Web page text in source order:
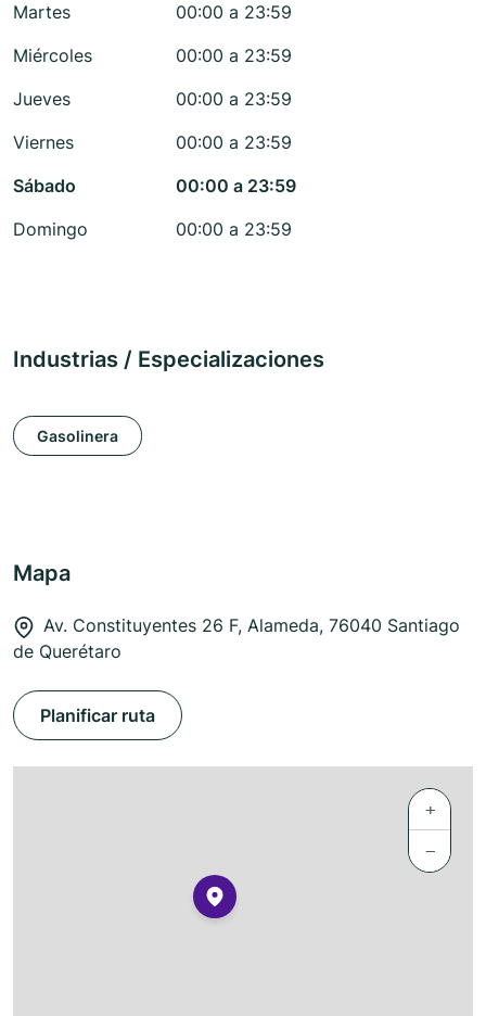
Martes
00:00 a 23:59
Miércoles
00:00 a 23:59
Jueves
00:00 a 23:59
Viernes
00:00 a 23:59
Sábado
00:00 a 23:59
Domingo
00:00 a 23:59
Industrias / Especializaciones
Gasolinera
Mapa
Av. Constituyentes 26 F, Alameda, 76040 Santiago
de Querétaro
Planificar ruta
+
−